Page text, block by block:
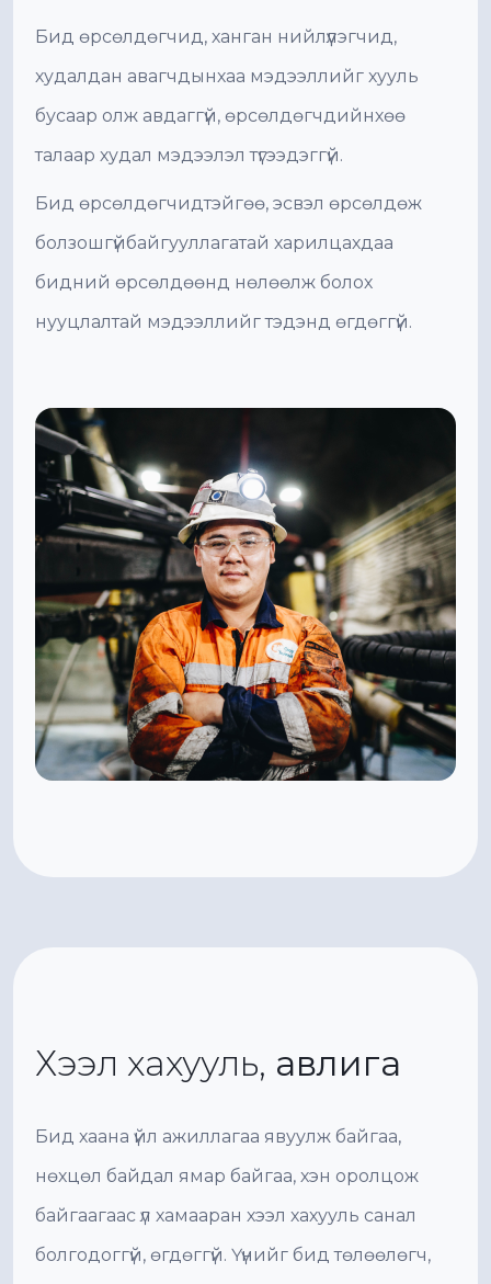
Бид өрсөлдөгчид, ханган нийлүүлэгчид,
худалдан авагчдынхаа мэдээллийг хууль
бусаар олж авдаггүй, өрсөлдөгчдийнхөө
талаар худал мэдээлэл түгээдэггүй.
Бид өрсөлдөгчидтэйгөө, эсвэл өрсөлдөж
болзошгүйбайгууллагатай харилцахдаа
бидний өрсөлдөөнд нөлөөлж болох
нууцлалтай мэдээллийг тэдэнд өгдөггүй.
Хээл хахууль, авлига
Бид хаана үйл ажиллагаа явуулж байгаа,
нөхцөл байдал ямар байгаа, хэн оролцож
байгаагаас үл хамааран хээл хахууль санал
болгодоггүй, өгдөггүй. Үүнийг бид төлөөлөгч,